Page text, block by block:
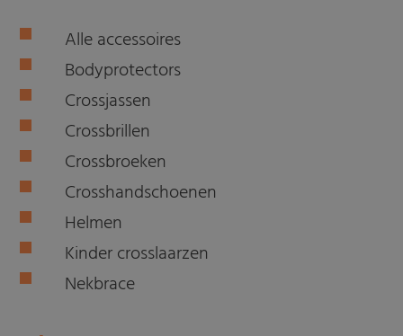
Alle accessoires
Bodyprotectors
Crossjassen
Crossbrillen
Crossbroeken
Crosshandschoenen
Helmen
Kinder crosslaarzen
Nekbrace